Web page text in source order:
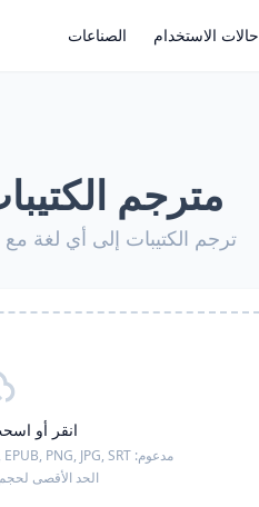
حالات الاستخدام الصناعات
مترجم
ترجم الكتيبات إلى أي لغة
انقر أو
مدعوم: PNG, JPG, SRT,
الحد الأقصى لحجم الملف